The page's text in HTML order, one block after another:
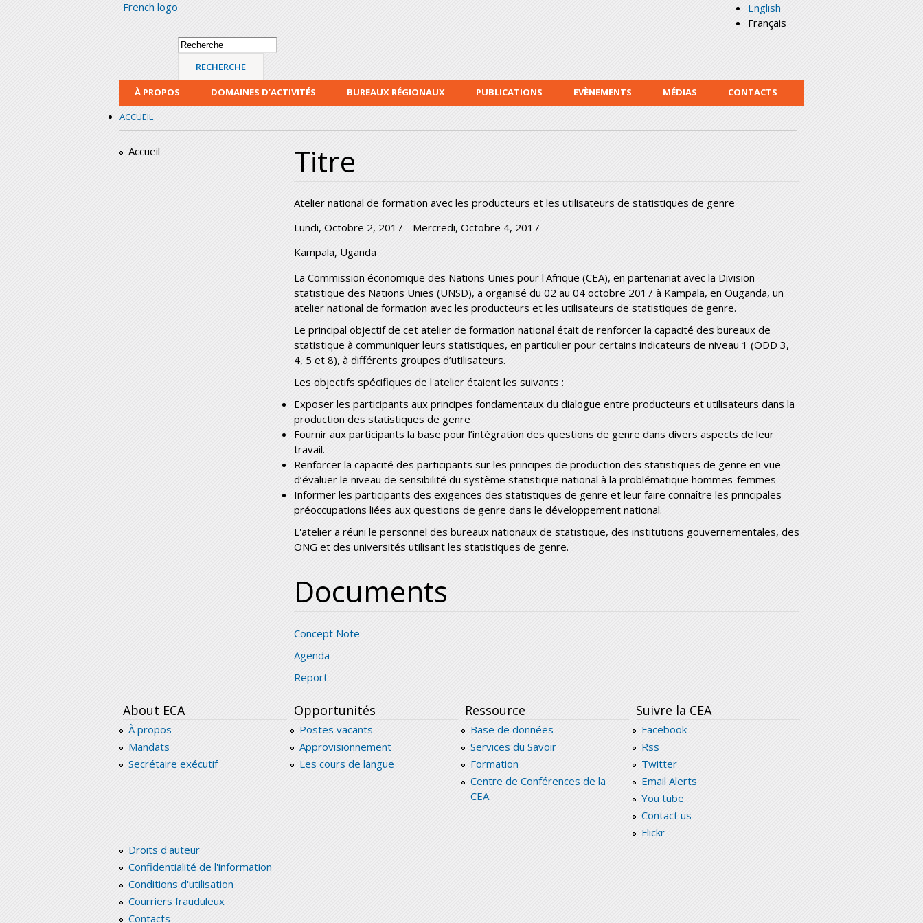
French logo
English
Français
Formulaire de
recherche
Recherche
À PROPOS DOMAINES D’ACTIVITÉS BUREAUX RÉGIONAUX PUBLICATIONS EVÈNEMENTS MÉDIAS
CONTACTS
ACCUEIL
Accueil Titre
Atelier national de formation avec les producteurs et les utilisateurs de statistiques de genre
Lundi, Octobre 2, 2017 - Mercredi, Octobre 4, 2017
Kampala, Uganda
La Commission économique des Nations Unies pour l'Afrique (CEA), en partenariat avec la Division
statistique des Nations Unies (UNSD), a organisé du 02 au 04 octobre 2017 à Kampala, en Ouganda, un
atelier national de formation avec les producteurs et les utilisateurs de statistiques de genre.
Le principal objectif de cet atelier de formation national était de renforcer la capacité des bureaux de
statistique à communiquer leurs statistiques, en particulier pour certains indicateurs de niveau 1 (ODD 3,
4, 5 et 8), à différents groupes d’utilisateurs.
Les objectifs spécifiques de l'atelier étaient les suivants :
Exposer les participants aux principes fondamentaux du dialogue entre producteurs et utilisateurs dans la
production des statistiques de genre
Fournir aux participants la base pour l’intégration des questions de genre dans divers aspects de leur
travail.
Renforcer la capacité des participants sur les principes de production des statistiques de genre en vue
d’évaluer le niveau de sensibilité du système statistique national à la problématique hommes-femmes
Informer les participants des exigences des statistiques de genre et leur faire connaître les principales
préoccupations liées aux questions de genre dans le développement national.
L'atelier a réuni le personnel des bureaux nationaux de statistique, des institutions gouvernementales, des
ONG et des universités utilisant les statistiques de genre.
Documents
Concept Note
Agenda
Report
About ECA
À propos
Mandats
Secrétaire exécutif
Opportunités
Postes vacants
Approvisionnement
Les cours de langue
Ressource
Base de données
Services du Savoir
Formation
Centre de Conférences de la
CEA
Suivre la CEA
Facebook
Rss
Twitter
Email Alerts
You tube
Contact us
Flickr
Droits d'auteur
Confidentialité de l'information
Conditions d'utilisation
Courriers frauduleux
Contacts